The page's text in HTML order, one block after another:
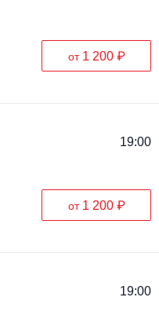
от 1 200 ₽
19:00
от 1 200 ₽
19:00